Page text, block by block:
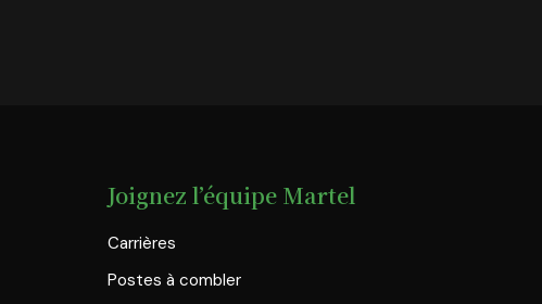
Joignez l’équipe Martel
Carrières
Postes à combler